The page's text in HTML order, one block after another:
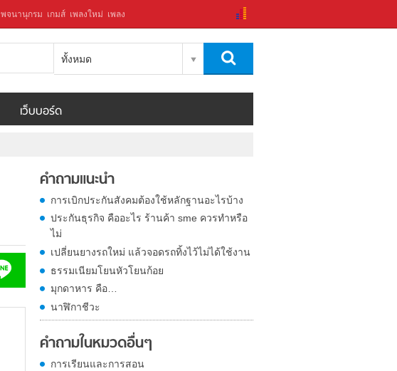
พจนานุกรม เกมส์ เพลงใหม่ เพลง
ทั้งหมด
เว็บบอร์ด
คำถามแนะนำ
การเบิกประกันสังคมต้องใช้หลักฐานอะไรบ้าง
ประกันธุรกิจ คืออะไร ร้านค้า sme ควรทำหรือ
ไม่
เปลี่ยนยางรถใหม่ แล้วจอดรถทิ้งไว้ไม่ได้ใช้งาน
ธรรมเนียมโยนหัวโยนก้อย
มุกดาหาร คือ…
นาฬิกาชีวะ
คำถามในหมวดอื่นๆ
การเรียนและการสอน